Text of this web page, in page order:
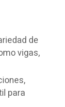
de
vigas,
para